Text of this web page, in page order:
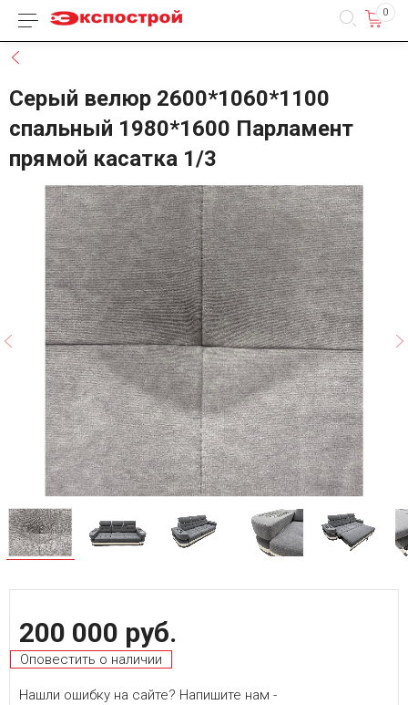
Каталог товаров 0
Серый велюр 2600*1060*1100
спальный 1980*1600 Парламент
прямой касатка 1/3
200 000 руб.
Оповестить о наличии
Нашли ошибку на сайте? Напишите нам -